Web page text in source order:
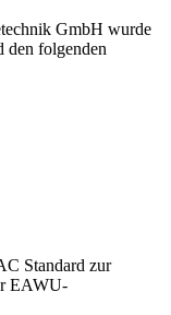
GmbH wurde
den folgenden
Standard zur
EAWU-